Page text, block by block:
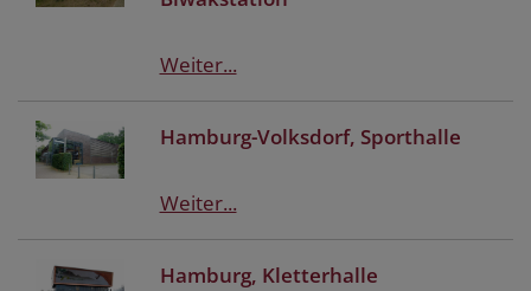
Weiter...
Hamburg-Volksdorf, Sporthalle
Weiter...
Hamburg, Kletterhalle